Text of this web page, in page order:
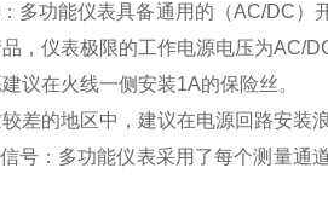
多功能仪表具备通用的（AC/DC）
，仪表极限的工作电源电压为AC/
议在火线一侧安装1A的保险丝。
差的地区中，建议在电源回路安装
号：多功能仪表采用了每个测量通